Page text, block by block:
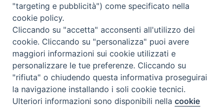
GALLERIE FOTOGRAFICHE
GALLERIE VIDEO
Preferenze Cookie
"targeting e pubblicità") come specificato nella
cookie policy.
Cliccando su "accetta" acconsenti all'utilizzo dei
cookie. Cliccando su "personalizza" puoi avere
maggiori informazioni sui cookie utilizzati e
personalizzare le tue preferenze. Cliccando su
"rifiuta" o chiudendo questa informativa proseguirai
la navigazione installando i soli cookie tecnici.
Ulteriori informazioni sono disponibili nellacookie